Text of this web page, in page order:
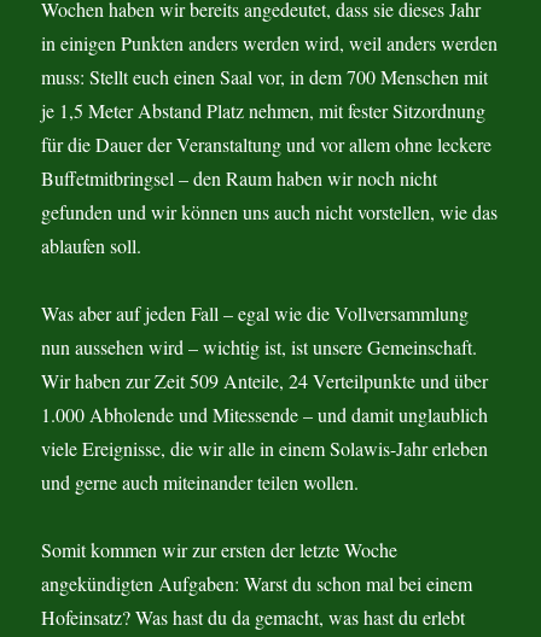
Wochen haben wir bereits angedeutet, dass sie dieses Jahr
in einigen Punkten anders werden wird, weil anders werden
muss: Stellt euch einen Saal vor, in dem 700 Menschen mit
je 1,5 Meter Abstand Platz nehmen, mit fester Sitzordnung
für die Dauer der Veranstaltung und vor allem ohne leckere
Buffetmitbringsel – den Raum haben wir noch nicht
gefunden und wir können uns auch nicht vorstellen, wie das
ablaufen soll.
Was aber auf jeden Fall – egal wie die Vollversammlung
nun aussehen wird – wichtig ist, ist unsere Gemeinschaft.
Wir haben zur Zeit 509 Anteile, 24 Verteilpunkte und über
1.000 Abholende und Mitessende – und damit unglaublich
viele Ereignisse, die wir alle in einem Solawis-Jahr erleben
und gerne auch miteinander teilen wollen.
Somit kommen wir zur ersten der letzte Woche
angekündigten Aufgaben: Warst du schon mal bei einem
Hofeinsatz? Was hast du da gemacht, was hast du erlebt